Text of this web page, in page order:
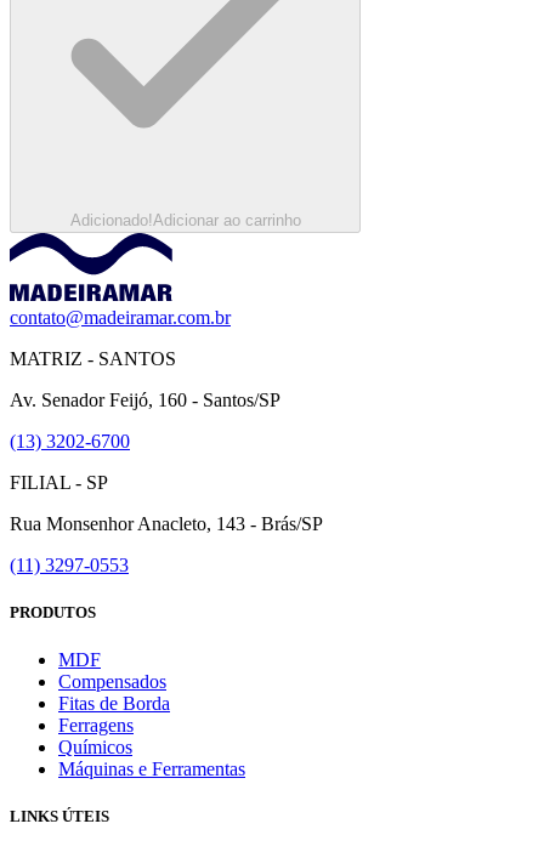
Adicionado!Adicionar ao carrinho
contato@madeiramar.com.br
MATRIZ - SANTOS
Av. Senador Feijó, 160 - Santos/SP
(13) 3202-6700
FILIAL - SP
Rua Monsenhor Anacleto, 143 - Brás/SP
(11) 3297-0553
PRODUTOS
MDF
Compensados
Fitas de Borda
Ferragens
Químicos
Máquinas e Ferramentas
LINKS ÚTEIS